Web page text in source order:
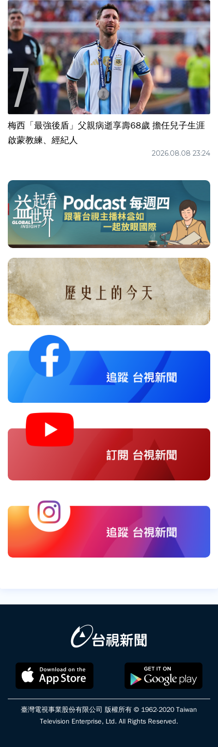
梅西「最強後盾」父親病逝享壽68歲 擔任兒子生涯
啟蒙教練、經紀人
2026.08.08 23:24
臺灣電視事業股份有限公司 版權所有 © 1962-2020 Taiwan
Television Enterprise, Ltd. All Rights Reserved.